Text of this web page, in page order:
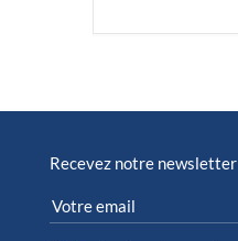
Recevez notre newsletter